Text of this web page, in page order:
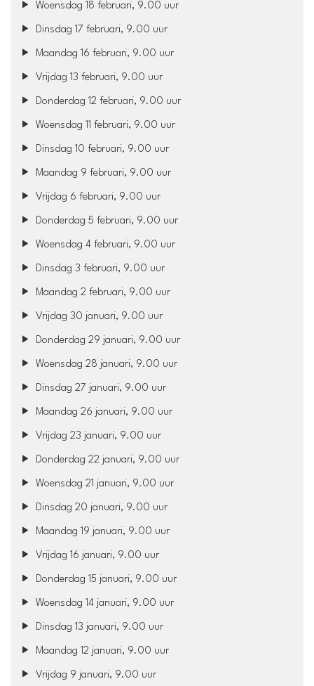
Woensdag 18 februari, 9.00 uur
Dinsdag 17 februari, 9.00 uur
Maandag 16 februari, 9.00 uur
Vrijdag 13 februari, 9.00 uur
Donderdag 12 februari, 9.00 uur
Woensdag 11 februari, 9.00 uur
Dinsdag 10 februari, 9.00 uur
Maandag 9 februari, 9.00 uur
Vrijdag 6 februari, 9.00 uur
Donderdag 5 februari, 9.00 uur
Woensdag 4 februari, 9.00 uur
Dinsdag 3 februari, 9.00 uur
Maandag 2 februari, 9.00 uur
Vrijdag 30 januari, 9.00 uur
Donderdag 29 januari, 9.00 uur
Woensdag 28 januari, 9.00 uur
Dinsdag 27 januari, 9.00 uur
Maandag 26 januari, 9.00 uur
Vrijdag 23 januari, 9.00 uur
Donderdag 22 januari, 9.00 uur
Woensdag 21 januari, 9.00 uur
Dinsdag 20 januari, 9.00 uur
Maandag 19 januari, 9.00 uur
Vrijdag 16 januari, 9.00 uur
Donderdag 15 januari, 9.00 uur
Woensdag 14 januari, 9.00 uur
Dinsdag 13 januari, 9.00 uur
Maandag 12 januari, 9.00 uur
Vrijdag 9 januari, 9.00 uur